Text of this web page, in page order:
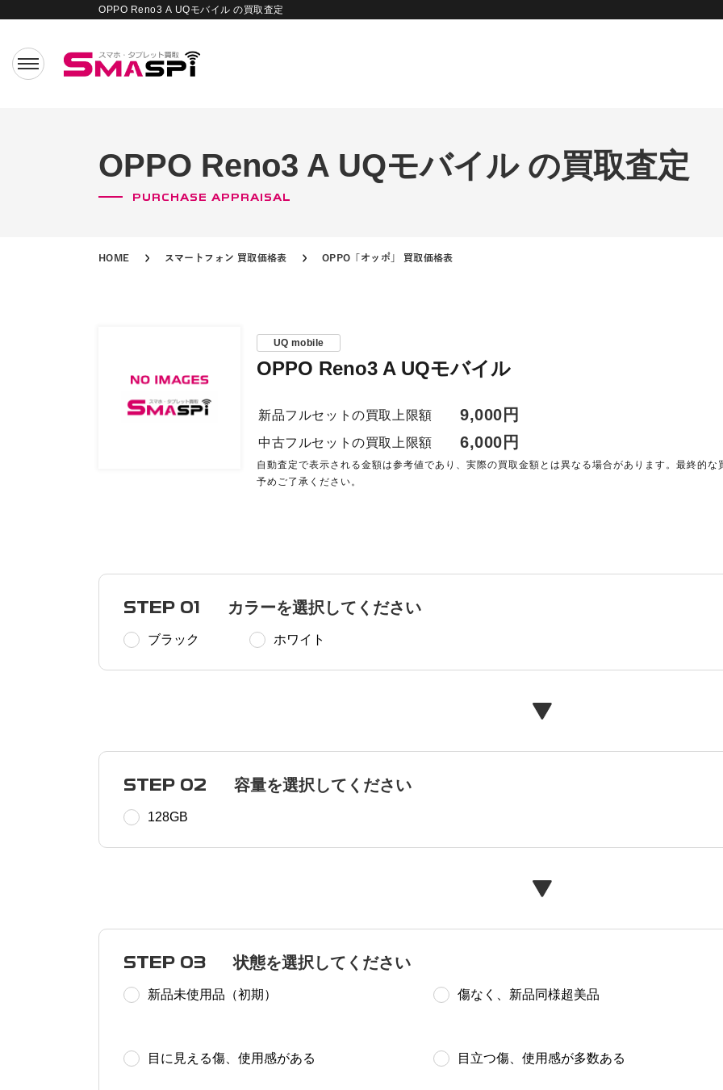
OPPO Reno3 A UQモバイル の買取査定
OPPO Reno3 A UQモバイル の買取査定
PURCHASE APPRAISAL
HOME スマートフォン 買取価格表 OPPO「オッポ」 買取価格表
UQ mobile
OPPO Reno3 A UQモバイル
新品フルセットの買取上限額 9,000円
中古フルセットの買取上限額 6,000円
自動査定で表示される金額は参考値であり、実際の買取金額とは異なる場合があります。最終的
予めご了承ください。
STEP 01 カラーを選択してください
ブラック ホワイト
STEP 02 容量を選択してください
128GB
STEP 03 状態を選択してください
新品未使用品（初期） 傷なく、新品同様超美品
目に見える傷、使用感がある 目立つ傷、使用感が多数ある